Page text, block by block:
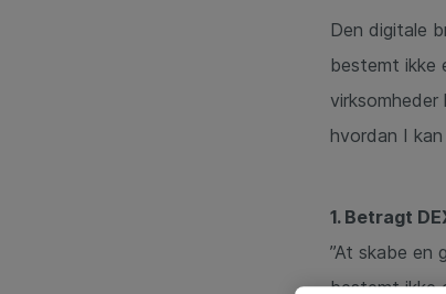
Den digitale
bestemt ikke
hvordan I
1. Betragt
”At skabe en
bestemt ikke